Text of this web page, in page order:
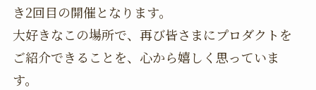
き2回目の開催となります。
大好きなこの場所で、再び皆さまにプロダクトを
ご紹介できることを、心から嬉しく思っていま
す。